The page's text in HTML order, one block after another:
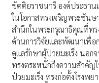
ขัตติยราชนารี องค์ประธา
ในโอกาสทรงเจริญพระชัน
สำนึกในพระกรุณาธิคุณที่ทร
ด้านการวิจัยและพัฒนาเพื่อ
ดูแลรักษาผู้ป่วยมะเร็ง นอก
ทรงตระหนักถึงความสำคั
ป่วยมะเร็ง ทรงก่อตั้งโรงพ